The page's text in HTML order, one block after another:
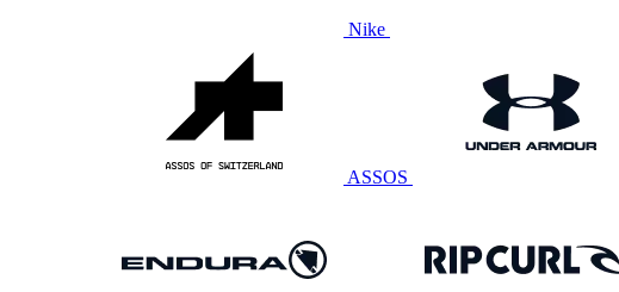
Nike
ASSOS